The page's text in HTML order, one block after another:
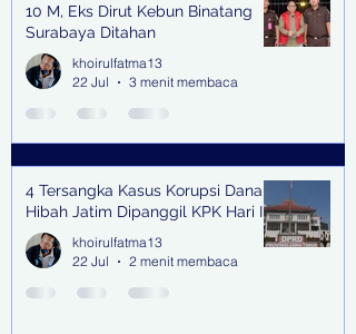
10 M, Eks Dirut Kebun Binatang
Surabaya Ditahan
khoirulfatma13
22 Jul
3 menit membaca
4 Tersangka Kasus Korupsi Dana
Hibah Jatim Dipanggil KPK Hari Ini
khoirulfatma13
22 Jul
2 menit membaca